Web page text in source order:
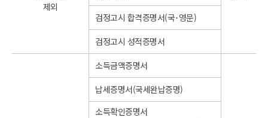
제외
검정고시 합격증명서(국･영문)
검정고시 성적증명서
소득금액증명서
납세증명서(국세완납증명)
소득확인증명서